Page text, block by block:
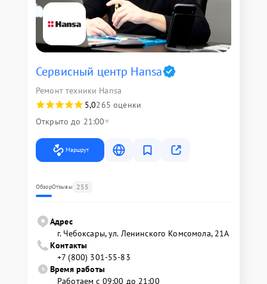
Сервисный центр Hansa
Ремонт техники Hansa
5,0265 оценки
Открыто до 21:00
Маршрут
ОбзорОтзывы 255
Адрес
г. Чебоксары, ул. Ленинского Комсомола, 21А
Контакты
+7 (800) 301-55-83
Время работы
Работаем с 09:00 до 21:00